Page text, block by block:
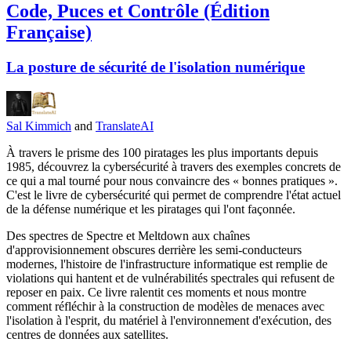
Code, Puces et Contrôle (Édition
Française)
La posture de sécurité de l'isolation numérique
Sal Kimmich and TranslateAI
À travers le prisme des 100 piratages les plus importants depuis
1985, découvrez la cybersécurité à travers des exemples concrets de
ce qui a mal tourné pour nous convaincre des « bonnes pratiques ».
C'est le livre de cybersécurité qui permet de comprendre l'état actuel
de la défense numérique et les piratages qui l'ont façonnée.
Des spectres de Spectre et Meltdown aux chaînes
d'approvisionnement obscures derrière les semi-conducteurs
modernes, l'histoire de l'infrastructure informatique est remplie de
violations qui hantent et de vulnérabilités spectrales qui refusent de
reposer en paix. Ce livre ralentit ces moments et nous montre
comment réfléchir à la construction de modèles de menaces avec
l'isolation à l'esprit, du matériel à l'environnement d'exécution, des
centres de données aux satellites.